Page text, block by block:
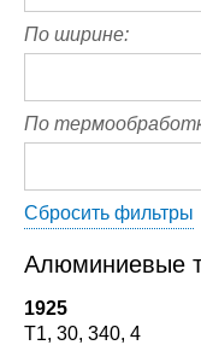
По ширине:
По
Сбросить фильтры
Алюминиевые
1925
Т1 30 340 4